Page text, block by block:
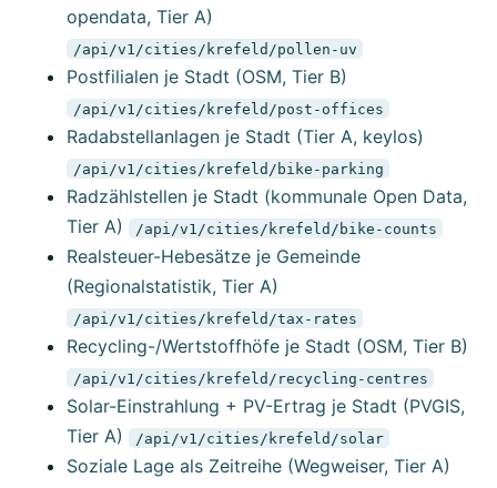
opendata, Tier A)
/api/v1/cities/krefeld/pollen-uv
Postfilialen je Stadt (OSM, Tier B)
/api/v1/cities/krefeld/post-offices
Radabstellanlagen je Stadt (Tier A, keylos)
/api/v1/cities/krefeld/bike-parking
Radzählstellen je Stadt (kommunale Open Data,
Tier A)
/api/v1/cities/krefeld/bike-counts
Realsteuer-Hebesätze je Gemeinde
(Regionalstatistik, Tier A)
/api/v1/cities/krefeld/tax-rates
Recycling-/Wertstoffhöfe je Stadt (OSM, Tier B)
/api/v1/cities/krefeld/recycling-centres
Solar-Einstrahlung + PV-Ertrag je Stadt (PVGIS,
Tier A)
/api/v1/cities/krefeld/solar
Soziale Lage als Zeitreihe (Wegweiser, Tier A)